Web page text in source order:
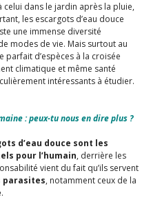
dans le jardin après la pluie,
les escargots d’eau douce
une immense diversité
modes de vie. Mais surtout au
parfait d’espèces à la croisée
climatique et même santé
intéressants à étudier.
: peux-tu nous en dire plus ?
d’eau douce sont les
pour l’humain, derrière les
vient du fait qu’ils servent
parasites, notamment ceux de la
.